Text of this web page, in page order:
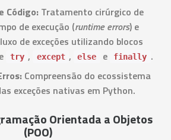
Código: Tratamento cirúrgico de
de execução (runtime errors) e
de exceções utilizando blocos
try , except , else e finally .
Compreensão do ecossistema
exceções nativas em Python.
Orientada a Objetos
(POO)